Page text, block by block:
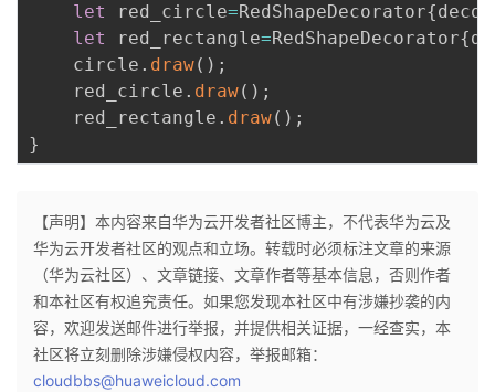
let
red_circle=RedShapeDecorator{
let
red_rectangle=RedShapeDecorator{
    circle
. draw( ) ;
    red_circle
. draw( ) ;
    red_rectangle
. draw( ) ;
}
【声明】本内容来自华为云开发者社区博主，不代表华为云及
华为云开发者社区的观点和立场。转载时必须标注文章的来源
（华为云社区）、文章链接、文章作者等基本信息，否则作者
和本社区有权追究责任。如果您发现本社区中有涉嫌抄袭的内
容，欢迎发送邮件进行举报，并提供相关证据，一经查实，本
社区将立刻删除涉嫌侵权内容，举报邮箱：
cloudbbs@huaweicloud.com